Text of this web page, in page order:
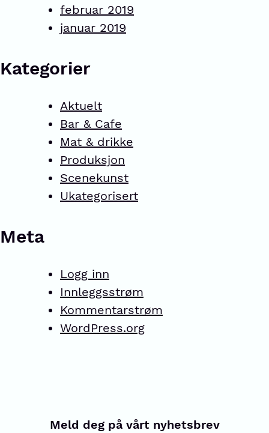
februar 2019
januar 2019
Kategorier
Aktuelt
Bar & Cafe
Mat & drikke
Produksjon
Scenekunst
Ukategorisert
Meta
Logg inn
Innleggsstrøm
Kommentarstrøm
WordPress.org
Meld deg på vårt nyhetsbrev